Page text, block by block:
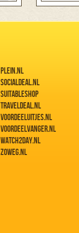
PLEIN.NL
SOCIALDEAL.NL
SUITABLESHOP
TRAVELDEAL.NL
VOORDEELUITJES.NL
VOORDEELVANGER.NL
WATCH2DAY.NL
ZOWEG.NL